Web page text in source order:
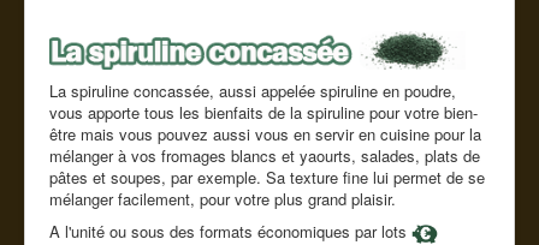
Savon d'Alep
Produits beauté
Compléments alimentaires
Cde tel
La spiruline concassée, aussi appelée spiruline en poudre,
vous apporte tous les bienfaits de la spiruline pour votre bien-
être mais vous pouvez aussi vous en servir en cuisine pour la
mélanger à vos fromages blancs et yaourts, salades, plats de
pâtes et soupes, par exemple. Sa texture fine lui permet de se
mélanger facilement, pour votre plus grand plaisir.
A l'unité ou sous des formats économiques par lots